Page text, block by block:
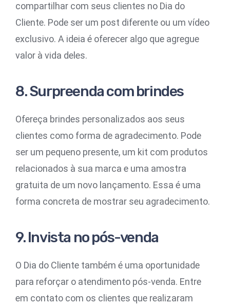
compartilhar com seus clientes no Dia do
Cliente. Pode ser um post diferente ou um vídeo
exclusivo. A ideia é oferecer algo que agregue
valor à vida deles.
8. Surpreenda com brindes
Ofereça brindes personalizados aos seus
clientes como forma de agradecimento. Pode
ser um pequeno presente, um kit com produtos
relacionados à sua marca e uma amostra
gratuita de um novo lançamento. Essa é uma
forma concreta de mostrar seu agradecimento.
9. Invista no pós-venda
O Dia do Cliente também é uma oportunidade
para reforçar o atendimento pós-venda. Entre
em contato com os clientes que realizaram